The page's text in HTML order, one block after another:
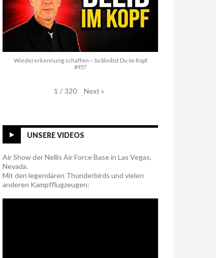
Wiedererkennung schaffen – So bleibst Du im Kopf
#957
1 / 320 Next »
UNSERE VIDEOS
Air Show der Nellis Air Force Base in Las Vegas,
Nevada.
Mit den legendären Thunderbirds und vielen
anderen Kampfflugzeugen: